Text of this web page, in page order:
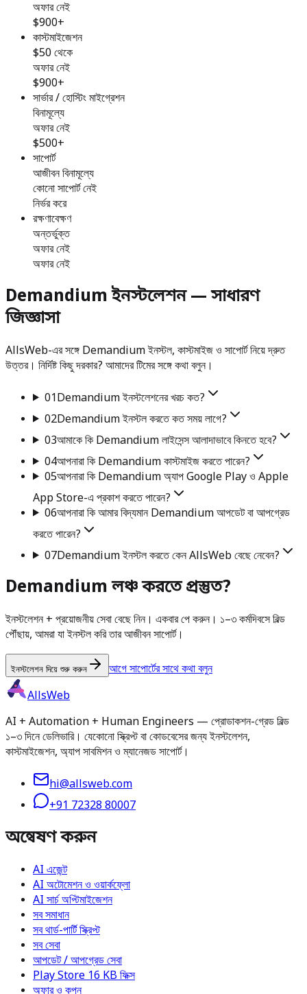
অফার নেই
$900+
কাস্টমাইজেশন
$50 থেকে
অফার নেই
$900+
সার্ভার / হোস্টিং মাইগ্রেশন
বিনামূল্যে
অফার নেই
$500+
সাপোর্ট
আজীবন বিনামূল্যে
কোনো সাপোর্ট নেই
নির্ভর করে
রক্ষণাবেক্ষণ
অন্তর্ভুক্ত
অফার নেই
অফার নেই
Demandium ইনস্টলেশন — সাধারণ
জিজ্ঞাসা
AllsWeb-এর সঙ্গে Demandium ইনস্টল, কাস্টমাইজ ও সাপোর্ট নিয়ে দ্রুত
উত্তর। নির্দিষ্ট কিছু দরকার? আমাদের টিমের সঙ্গে কথা বলুন।
01Demandium ইনস্টলেশনের খরচ কত?
02Demandium ইনস্টল করতে কত সময় লাগে?
03আমাকে কি Demandium লাইসেন্স আলাদাভাবে কিনতে হবে?
04আপনারা কি Demandium কাস্টমাইজ করতে পারেন?
05আপনারা কি Demandium অ্যাপ Google Play ও Apple
App Store-এ প্রকাশ করতে পারেন?
06আপনারা কি আমার বিদ্যমান Demandium আপডেট বা আপগ্রেড
করতে পারেন?
07Demandium ইনস্টল করতে কেন AllsWeb বেছে নেবেন?
Demandium লঞ্চ করতে প্রস্তুত?
ইনস্টলেশন + প্রয়োজনীয় সেবা বেছে নিন। একবার পে করুন। ১–৩ কর্মদিবসে বিল্ড
পৌঁছায়, আমরা যা ইনস্টল করি তার আজীবন সাপোর্ট।
ইনস্টলেশন দিয়ে শুরু করুন
আগে সাপোর্টের সাথে কথা বলুন
AllsWeb
AI + Automation + Human Engineers — প্রোডাকশন-গ্রেড বিল্ড
১–৩ দিনে ডেলিভারি। যেকোনো স্ক্রিপ্ট বা কোডবেসের জন্য ইনস্টলেশন,
কাস্টমাইজেশন, অ্যাপ সাবমিশন ও ম্যানেজড সাপোর্ট।
hi@allsweb.com
+91 72328 80007
অন্বেষণ করুন
AI এজেন্ট
AI অটোমেশন ও ওয়ার্কফ্লো
AI সার্চ অপ্টিমাইজেশন
সব সমাধান
সব থার্ড-পার্টি স্ক্রিপ্ট
সব সেবা
আপডেট / আপগ্রেড সেবা
Play Store 16 KB ফিক্স